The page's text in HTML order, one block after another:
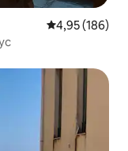
Просечна
4,95 (186)